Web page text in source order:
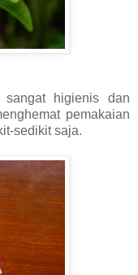
higienis dan
pemakaian
sedikit saja.